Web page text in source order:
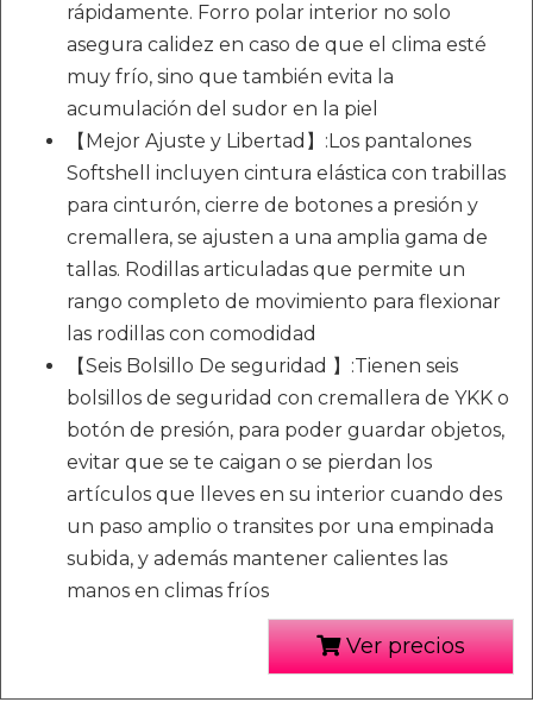
rápidamente. Forro polar interior no solo
asegura calidez en caso de que el clima esté
muy frío, sino que también evita la
acumulación del sudor en la piel
【Mejor Ajuste y Libertad】:Los pantalones
Softshell incluyen cintura elástica con trabillas
para cinturón, cierre de botones a presión y
cremallera, se ajusten a una amplia gama de
tallas. Rodillas articuladas que permite un
rango completo de movimiento para flexionar
las rodillas con comodidad
【Seis Bolsillo De seguridad 】:Tienen seis
bolsillos de seguridad con cremallera de YKK o
botón de presión, para poder guardar objetos,
evitar que se te caigan o se pierdan los
artículos que lleves en su interior cuando des
un paso amplio o transites por una empinada
subida, y además mantener calientes las
manos en climas fríos
Ver precios